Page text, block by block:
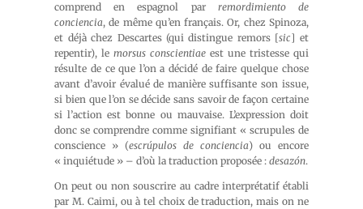
comprend en espagnol par remordimiento de
conciencia, de même qu’en français. Or, chez Spinoza,
et déjà chez Descartes (qui distingue remors [sic] et
repentir), lemorsus conscientiae est une tristesse qui
résulte de ce que l’on a décidé de faire quelque chose
avant d’avoir évalué de manière suffisante son issue,
si bien que l’on se décide sans savoir de façon certaine
si l’action est bonne ou mauvaise. L’expression doit
donc se comprendre comme signifiant « scrupules de
conscience » (escrúpulos de conciencia) ou encore
« inquiétude » – d’où la traduction proposée :desazón.
On peut ou non souscrire au cadre interprétatif établi
par M. Caimi, ou à tel choix de traduction, mais on ne